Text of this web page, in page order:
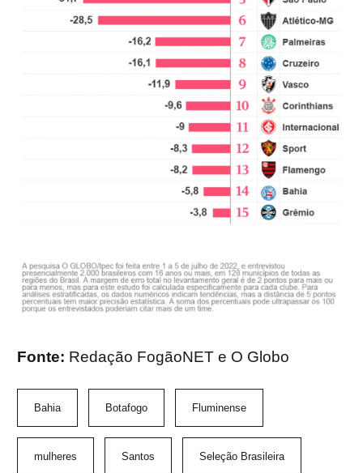
Fonte: Redação FogãoNET e O Globo
Bahia Botafogo Fluminense
mulheres Santos Seleção Brasileira